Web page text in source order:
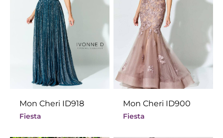
Mon Cheri ID918
Fiesta
Mon Cheri ID900
Fiesta